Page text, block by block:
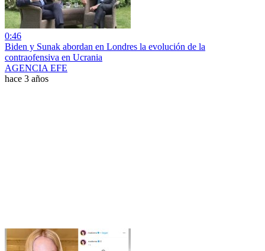
0:46
Biden y Sunak abordan en Londres la evolución de la
contraofensiva en Ucrania
AGENCIA EFE
hace 3 años